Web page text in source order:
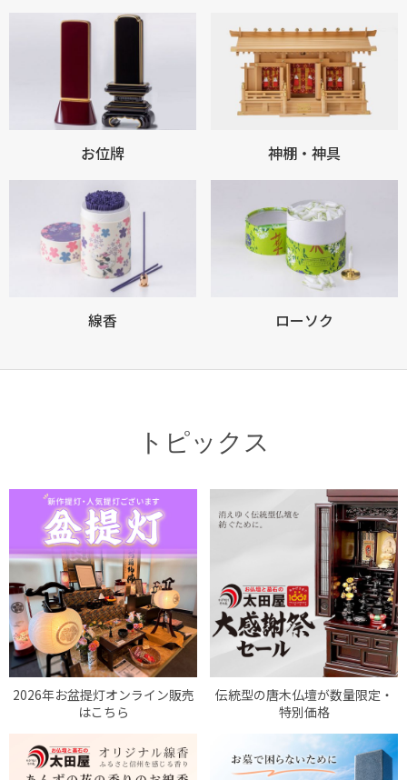
お位牌 神棚・神具
線香 ローソク
トピックス
2026年お盆提灯オンライン販売
はこちら
伝統型の唐木仏壇が数量限定・
特別価格